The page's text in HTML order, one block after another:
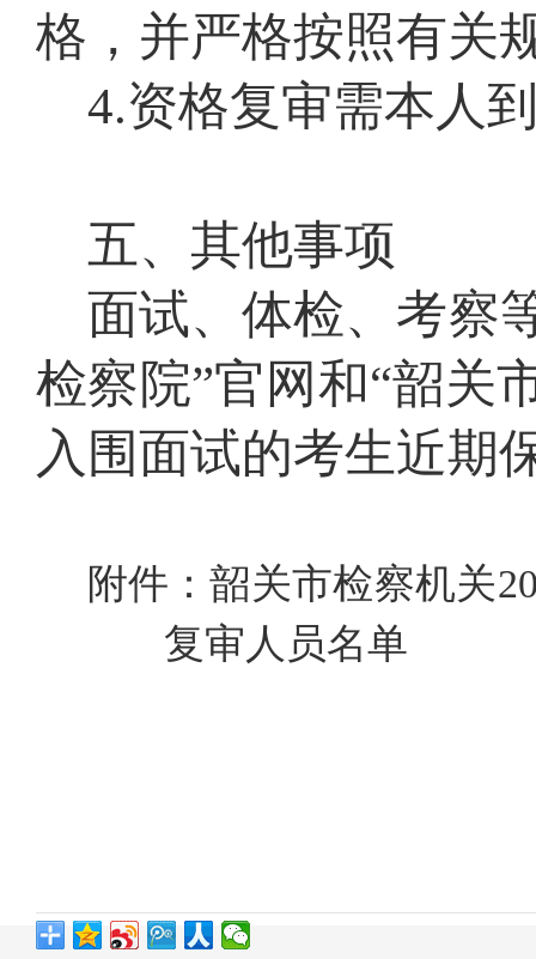
格，并严格按照有关
4.资格复审需本人
五、其他事项
面试、体检、 考察
检察院”官网和“韶关
入围面试的考生近期
附件：韶关市检察机关
复审人员名单